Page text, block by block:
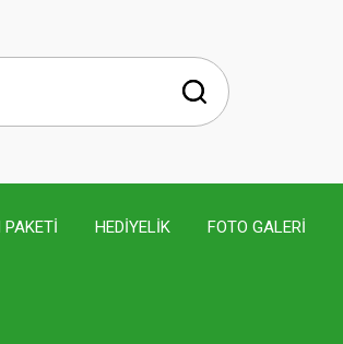
PAKETİ HEDİYELİK FOTO GALERİ